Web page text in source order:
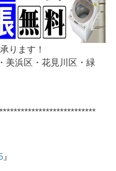
ります！
美浜区・花見川区・緑
』